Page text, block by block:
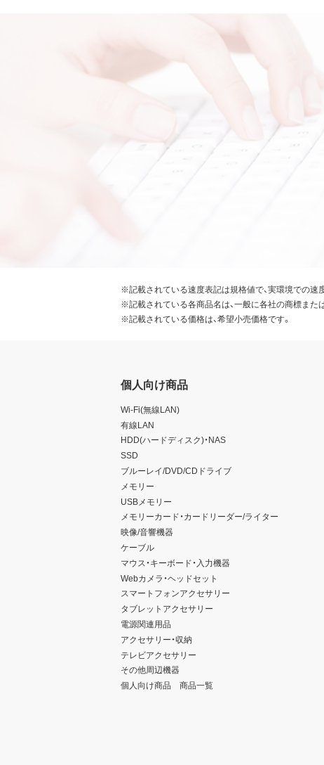
※記載されている速度表記は規格値で、実環境での速
※記載されている各商品名は、一般に各社の商標また
※記載されている価格は、希望小売価格です。
個人向け商品
Wi-Fi(無線LAN)
有線LAN
HDD(ハードディスク)・NAS
SSD
ブルーレイ/DVD/CDドライブ
メモリー
USBメモリー
メモリーカード・カードリーダー/ライター
映像/音響機器
ケーブル
マウス・キーボード・入力機器
Webカメラ・ヘッドセット
スマートフォンアクセサリー
タブレットアクセサリー
電源関連用品
アクセサリー・収納
テレビアクセサリー
その他周辺機器
個人向け商品 商品一覧